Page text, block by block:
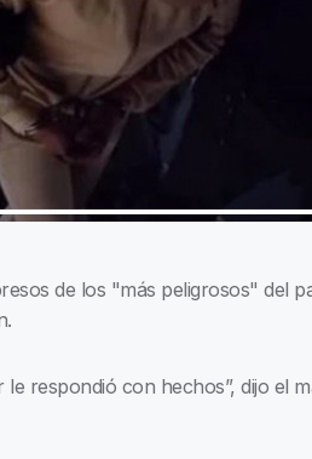
de los "más peligrosos" del
respondió con hechos”, dijo el